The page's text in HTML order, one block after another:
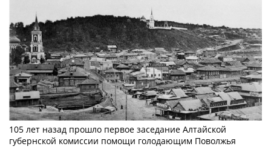
105 лет назад прошло первое заседание Алтайской
губернской комиссии помощи голодающим Поволжья